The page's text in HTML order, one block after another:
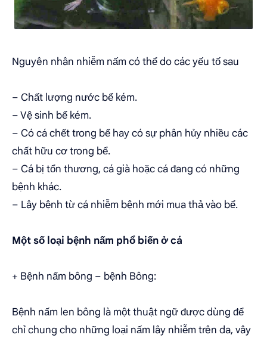
Nguyên nhân nhiễm nấm có thể do các yếu tố sau
– Chất lượng nước bể kém.
– Vệ sinh bể kém.
– Có cá chết trong bể hay có sự phân hủy nhiều các
chất hữu cơ trong bể.
– Cá bị tổn thương, cá già hoặc cá đang có những
bệnh khác.
– Lây bệnh từ cá nhiễm bệnh mới mua thả vào bể.
Một số loại bệnh nấm phổ biến ở cá
+ Bệnh nấm bông – bệnh Bông:
Bệnh nấm len bông là một thuật ngữ được dùng để
chỉ chung cho những loại nấm lây nhiễm trên da, vây